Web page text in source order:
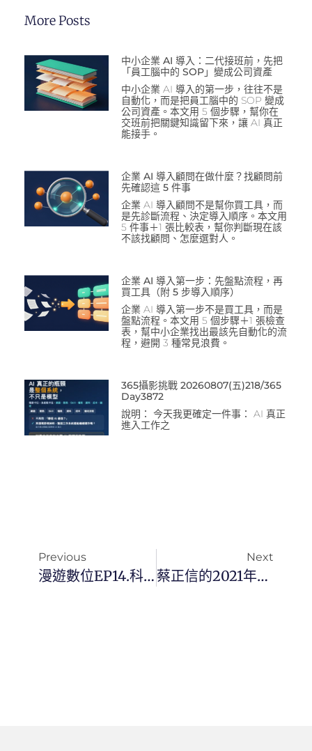
More Posts
中小企業 AI 導入：二代接班前，先把
「員工腦中的 SOP」變成公司資產
中小企業 AI 導入的第一步，往往不是
自動化，而是把員工腦中的 SOP 變成
公司資產。本文用 5 個步驟，幫你在
交班前把關鍵知識留下來，讓 AI 真正
能接手。
企業 AI 導入顧問在做什麼？找顧問前
先確認這 5 件事
企業 AI 導入顧問不是幫你買工具，而
是先診斷流程、決定導入順序。本文用
5 件事＋1 張比較表，幫你判斷現在該
不該找顧問、怎麼選對人。
企業 AI 導入第一步：先盤點流程，再
買工具（附 5 步導入順序）
企業 AI 導入第一步不是買工具，而是
盤點流程。本文用 5 個步驟＋1 張檢查
表，幫中小企業找出最該先自動化的流
程，避開 3 種常見浪費。
365攝影挑戰 20260807(五)218/365
Day3872
說明： 今天我更確定一件事： AI 真正
進入工作之
Previous
漫遊數位EP14.科技白話：盤點2021年我的數位訂閱
Next
蔡正信的2021年年終盤點